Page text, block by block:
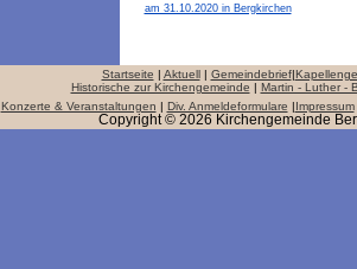
am 31.10.2020 in Bergkirchen
Startseite | Aktuell| Gemeindebrief|
Historische zur Kirchengemeinde | Martin - Luther -
Konzerte & Veranstaltungen | Div. Anmeldeformulare |Impressum
Copyright © 2026 Kirchengemeinde